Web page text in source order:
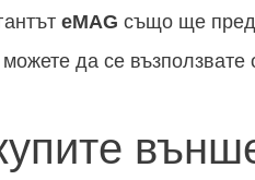
eMAG също ще
да се възползвате